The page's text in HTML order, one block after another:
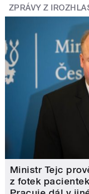
ZPRÁVY Z
Ministr Tejc
z fotek